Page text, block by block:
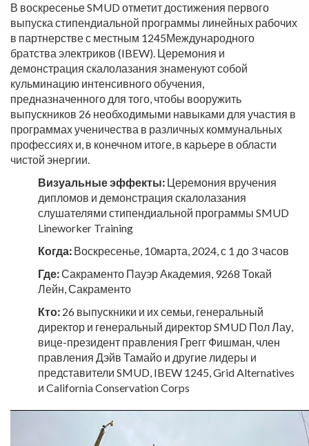
В воскресенье SMUD отметит достижения первого
выпуска стипендиальной программы линейных рабочих
в партнерстве с местным 1245Международного
братства электриков (IBEW). Церемония и
демонстрация скалолазания знаменуют собой
кульминацию интенсивного обучения,
предназначенного для того, чтобы вооружить
выпускников 26 необходимыми навыками для участия в
программах ученичества в различных коммунальных
профессиях и, в конечном итоге, в карьере в области
чистой энергии.
Визуальные эффекты: Церемония вручения
дипломов и демонстрация скалолазания
слушателями стипендиальной программы SMUD
Lineworker Training
Когда: Воскресенье, 10марта, 2024, с 1 до 3 часов
Где:Сакраменто Пауэр Академия, 9268 Токай
Лейн, Сакраменто
Кто: 26 выпускники и их семьи, генеральный
директор и генеральный директор SMUD Пол Лау,
вице-президент правления Грегг Фишман, член
правления Дэйв Тамайо и другие лидеры и
представители SMUD, IBEW 1245, Grid Alternatives
и California Conservation Corps